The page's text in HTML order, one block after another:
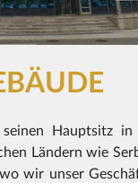
Hauptsitz
Ländern wie
wir unser